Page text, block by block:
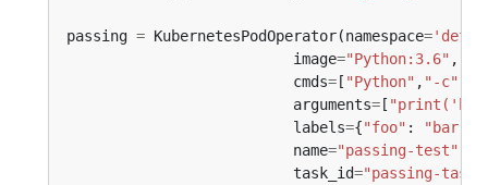
passing = KubernetesPodOperator(namespace=
                          image
="Python:3.6"
                          cmds
=[ "Python" , "-c"
                          arguments
=[
                          labels
={"foo" : "bar"
                          name
="passing-test"
                          task_id
="passing-task"